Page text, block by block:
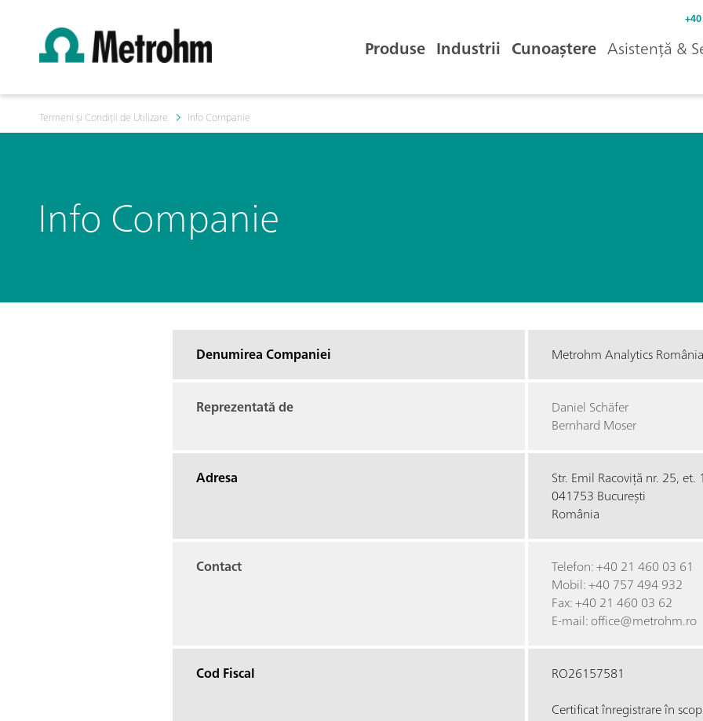
Produse Industrii Cunoaștere Asistență &
Termeni și Condiții de Utilizare Info Companie
Info Companie
Denumirea Companiei Metrohm Analytics
Reprezentată de
Daniel Schäfer
Bernhard Moser
Adresa
Str. Emil Racoviță nr. 25, et.
041753 București
România
Contact
Telefon: +40 21 460 03 61
Mobil: +40 757 494 932
Fax: +40 21 460 03 62
E-mail: office@metrohm.ro
Cod Fiscal
RO26157581
Certificat înregistrare în